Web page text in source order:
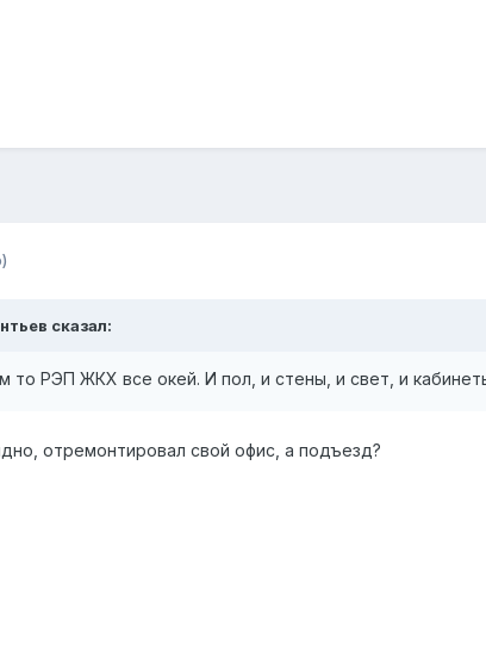
сказал:
то РЭП ЖКХ все окей. И пол, и стены, и свет, и
отремонтировал свой офис, а подъезд?